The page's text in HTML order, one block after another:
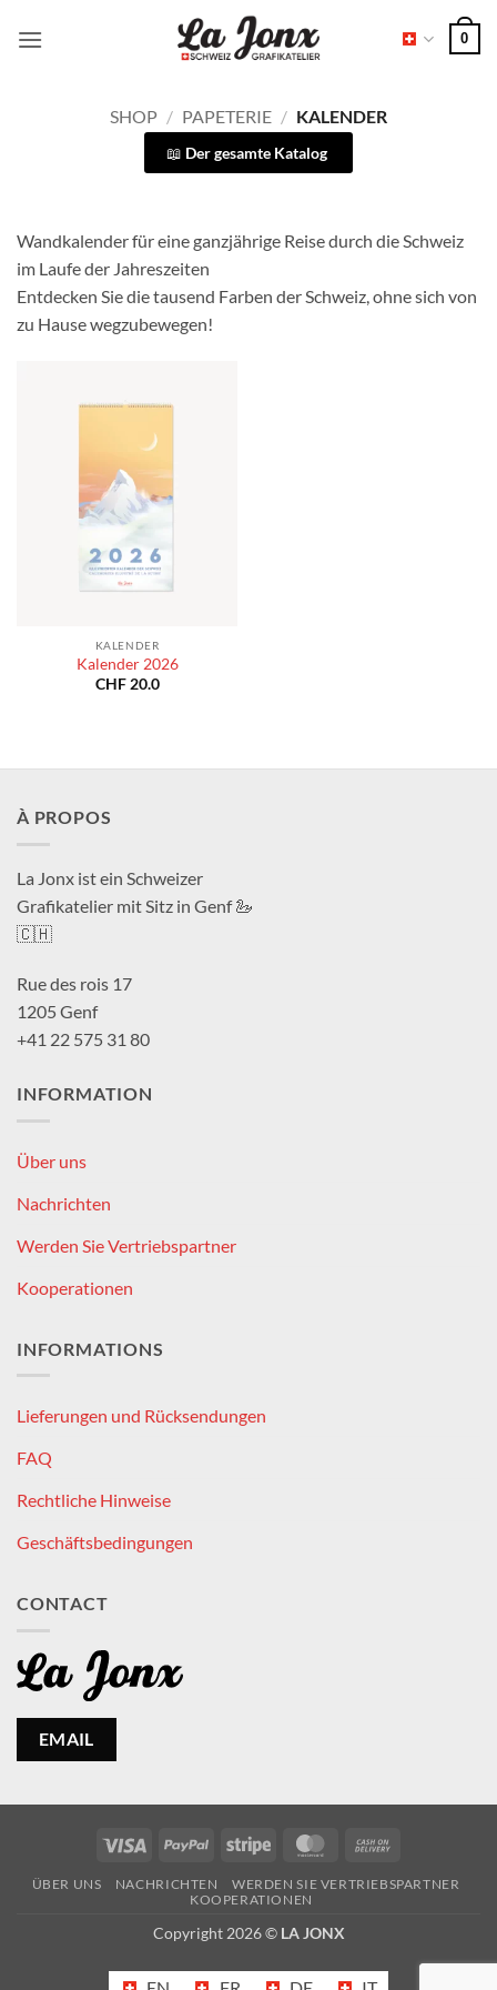
Inhalt
0
SHOP / PAPETERIE / KALENDER
Der gesamte Katalog
Wandkalender für eine ganzjährige Reise durch die Schweiz
im Laufe der Jahreszeiten
Entdecken Sie die tausend Farben der Schweiz, ohne sich von
zu Hause wegzubewegen!
KALENDER
Kalender 2026
CHF20.0
À PROPOS
La Jonx ist ein Schweizer
Grafikatelier mit Sitz in Genf 🦢
🇨🇭
Rue des rois 17
1205 Genf
+41 22 575 31 80
INFORMATION
Über uns
Nachrichten
Werden Sie Vertriebspartner
Kooperationen
INFORMATIONS
Lieferungen und Rücksendungen
FAQ
Rechtliche Hinweise
Geschäftsbedingungen
CONTACT
EMAIL
Visa PayPal Stripe MasterCard
Delivery
ÜBER UNS NACHRICHTEN
WERDEN SIE VERTRIEBSPARTNER
KOOPERATIONEN
Copyright 2026 © LA JONX